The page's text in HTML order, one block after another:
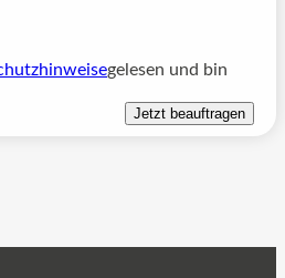
gelesen und bin
Jetzt beauftragen